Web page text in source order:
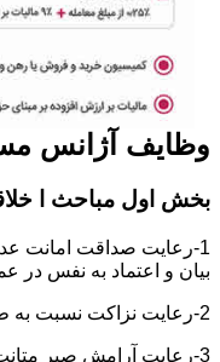
وظایف آژانس
بخش اول مباحث ا
1-رعایت صداقت امانت
بیان و اعتماد به نفس در
2-رعایت نزاکت نسبت به طرفین معامله و عدم تبعیض بین ایشان.
3-رعایت آرامش صبر